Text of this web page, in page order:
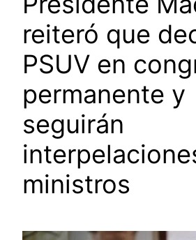
reiteró que
PSUV en
permanente y
seguirán
ministros